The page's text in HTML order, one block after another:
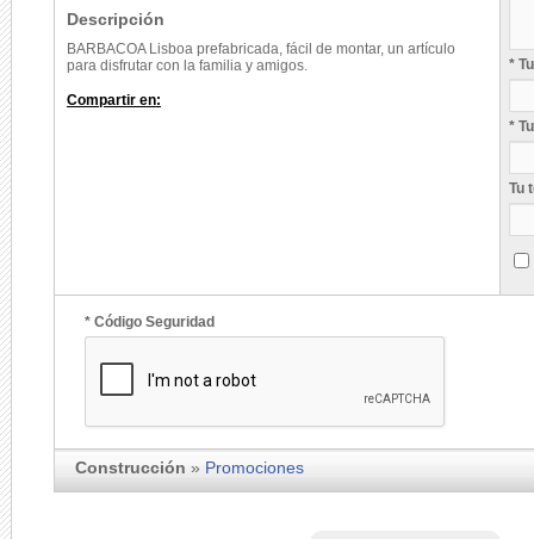
Descripción
BARBACOA Lisboa prefabricada, fácil de montar, un artículo
para disfrutar con la familia y amigos.
Compartir en:
*
*
Tu
* Código Seguridad
Construcción » Promociones